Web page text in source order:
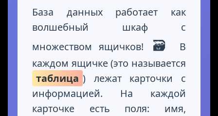
База данных работает как
волшебный шкаф с
множеством ящичков!
🗃️
В
каждом ящичке (это называется
таблица ) лежат карточки с
информацией. На каждой
карточке есть поля: имя,